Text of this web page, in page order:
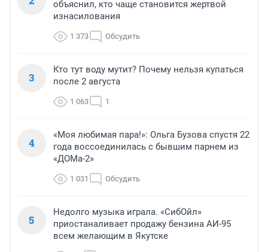
объяснил, кто чаще становится жертвой
изнасилования
1 373 Обсудить
3
Кто тут воду мутит? Почему нельзя купаться
после 2 августа
1 063 1
4
«Моя любимая пара!»: Ольга Бузова спустя 22
года воссоединилась с бывшим парнем из
«ДОМа-2»
1 031 Обсудить
5
Недолго музыка играла. «СибОйл»
приостаналивает продажу бензина АИ-95
всем желающим в Якутске